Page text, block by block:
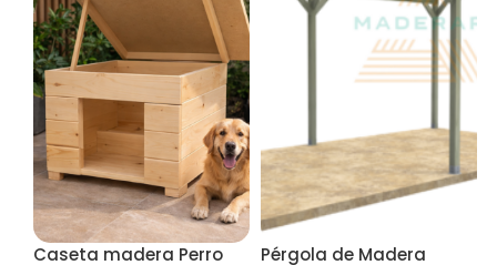
Caseta madera Perro
Pérgola de Madera